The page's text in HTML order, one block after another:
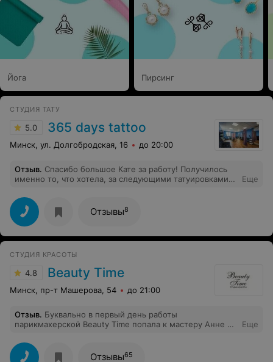
Йога Пирсинг
СТУДИЯ ТАТУ
5.0 365 days tattoo
Минск, ул. Долгобродская, 16 до 20:00
Отзыв. Спасибо большое Кате за работу! Получилось
именно то, что хотела, за следующими татуировками
Еще
Отзывы8
СТУДИЯ КРАСОТЫ
4.8 Beauty Time
Минск, пр-т Машерова, 54 до 21:00
Отзыв. Буквально в первый день работы
парикмахерской Beauty Time попала к мастеру Анне и
понравилось, что мастер помогает с выбором
причёски - я очень нерешительный и сомневающийся
Еще
Отзывы65